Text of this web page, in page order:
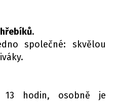
.
společné: skvělou
13 hodin, osobně je